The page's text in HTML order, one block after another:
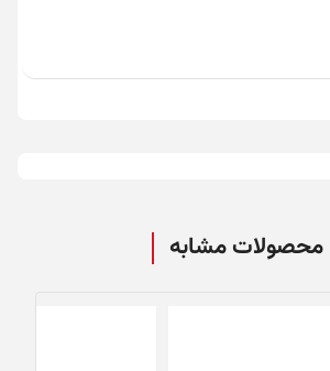
محصولات مشابه